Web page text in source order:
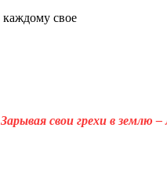
каждому свое
Зарывая свои грехи в землю